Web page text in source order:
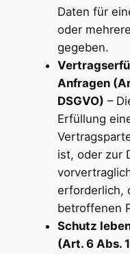
Daten für
oder
gegeben.
Anfragen
DSGVO) –
Erfüllung
ist, oder zur
erforderlich,
betroffenen
Schutz
(Art. 6 Abs.